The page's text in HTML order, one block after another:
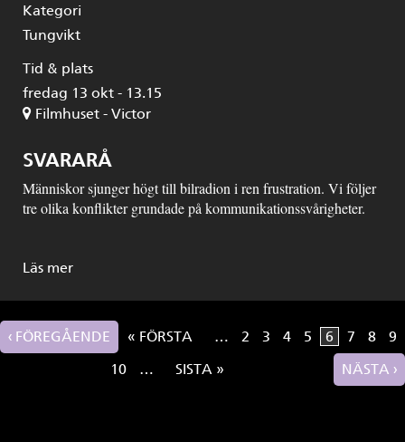
Kategori
Tungvikt
Tid & plats
fredag 13 okt - 13.15
Filmhuset - Victor
SVARARÅ
Människor sjunger högt till bilradion i ren frustration. Vi följer
tre olika konflikter grundade på kommunikationssvårigheter.
Läs mer
Sidor
« FÖRSTA
‹ FÖREGÅENDE … 2 3 4 5 6 7 8
9
10
… NÄSTA ›
SISTA »